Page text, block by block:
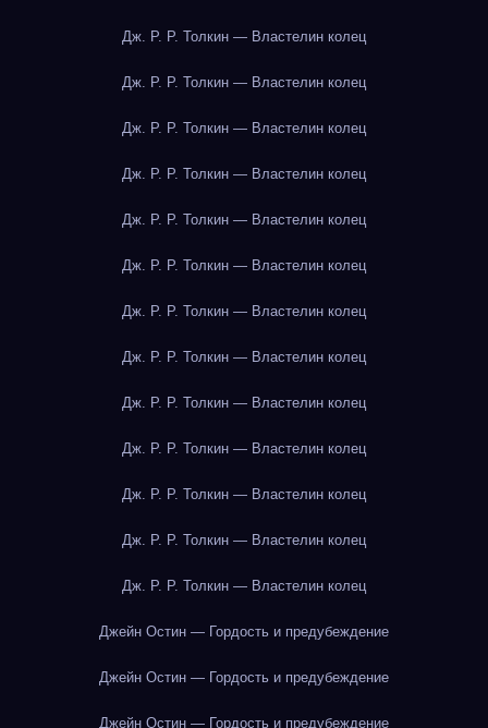
Дж. Р. Р. Толкин — Властелин колец
Дж. Р. Р. Толкин — Властелин колец
Дж. Р. Р. Толкин — Властелин колец
Дж. Р. Р. Толкин — Властелин колец
Дж. Р. Р. Толкин — Властелин колец
Дж. Р. Р. Толкин — Властелин колец
Дж. Р. Р. Толкин — Властелин колец
Дж. Р. Р. Толкин — Властелин колец
Дж. Р. Р. Толкин — Властелин колец
Дж. Р. Р. Толкин — Властелин колец
Дж. Р. Р. Толкин — Властелин колец
Дж. Р. Р. Толкин — Властелин колец
Дж. Р. Р. Толкин — Властелин колец
Джейн Остин — Гордость и предубеждение
Джейн Остин — Гордость и предубеждение
Джейн Остин — Гордость и предубеждение